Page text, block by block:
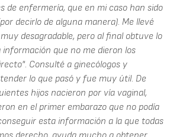
de enfermería, que en mi caso han sido
decirlo de alguna manera). Me llevé
desagradable, pero al final obtuve lo
información que no me dieron los
Consulté a ginecólogos y
lo que pasó y fue muy útil. De
hijos nacieron por vía vaginal,
en el primer embarazo que no podía
esta información a la que todas